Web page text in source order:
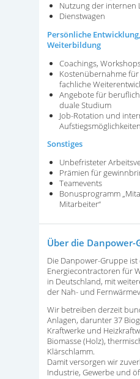
Nutzung der internen
Dienstwagen
Persönliche
Weiterbildung
Coachings,
Kostenübernahme
fachliche
Angebote für
duale Studium
Job-Rotation und
Aufstiegsmöglichkeiten
Sonstiges
Unbefristeter
Prämien für
Teamevents
Bonusprogramm
Mitarbeiter“
Über die Danpower-
Die Danpower-Gruppe
Energiecontractoren für
in Deutschland, mit
der Nah- und
Wir betreiben derzeit
Anlagen, darunter 37
Kraftwerke und
Biomasse (Holz),
Klärschlamm.
Damit versorgen wir
Industrie, Gewerbe und